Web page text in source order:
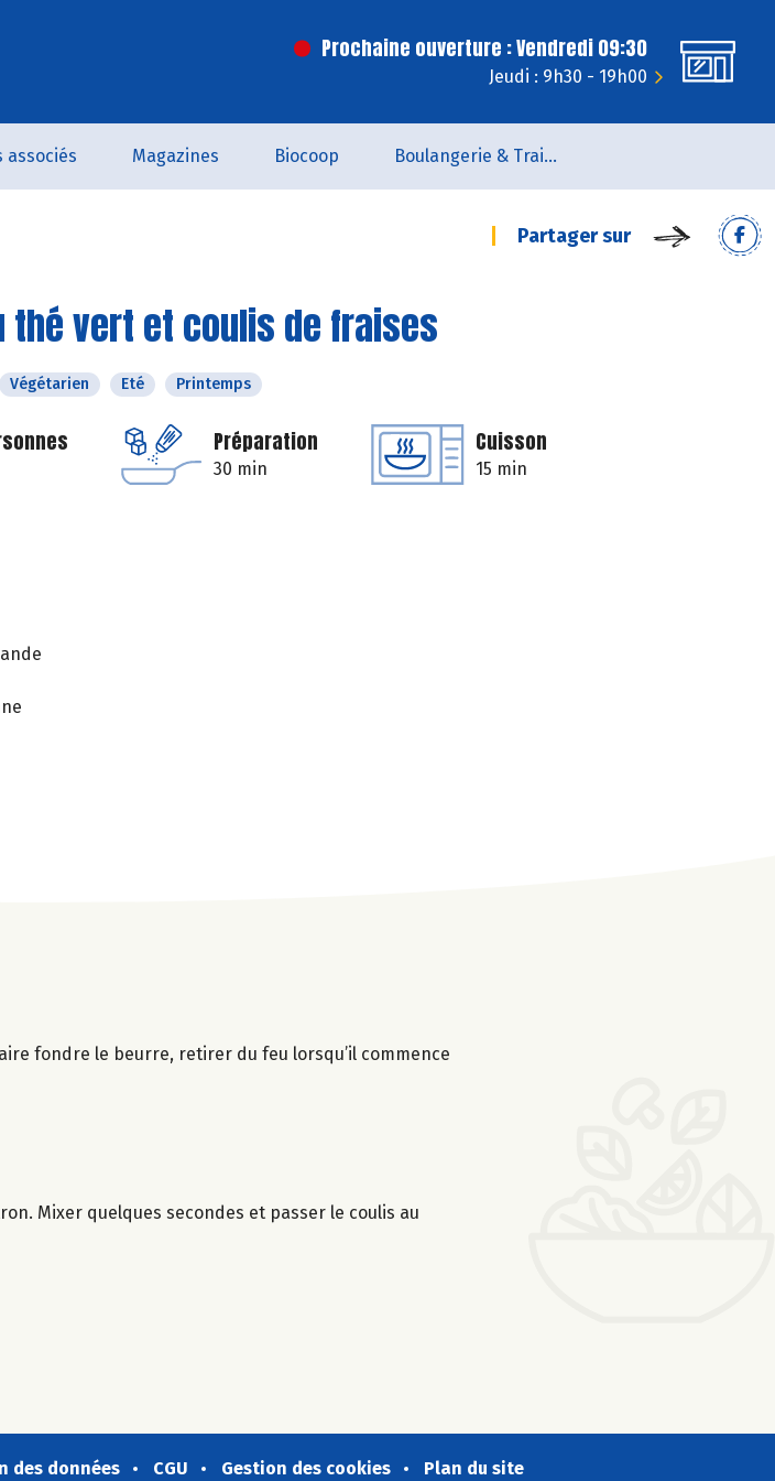
Prochaine ouverture : Vendredi 09:30
Jeudi : 9h30 - 19h00
associés Magazines Biocoop Boulangerie & Traiteur
Partager sur
thé vert et coulis de fraises
Végétarien Eté Printemps
Préparation
30 min
Cuisson
15 min
fondre le beurre, retirer du feu lorsqu’il commence
Mixer quelques secondes et passer le coulis au
des données CGU Gestion des cookies Plan du site